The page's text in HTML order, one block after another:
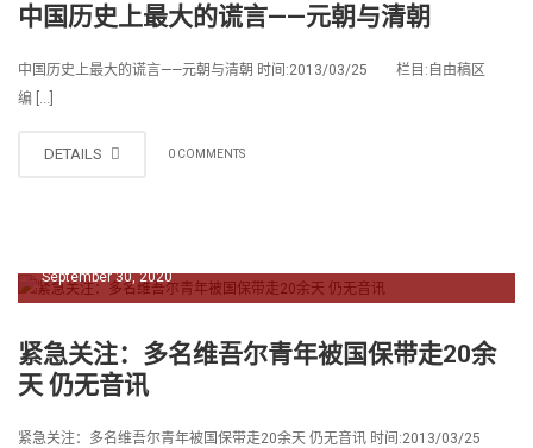
中国历史上最大的谎言——元朝与清朝
中国历史上最大的谎言——元朝与清朝 时间:2013/03/25 栏目:自由稿区
编 […]
DETAILS 0 COMMENTS
September 30, 2020
紧急关注：多名维吾尔青年被国保带走20余
天 仍无音讯
紧急关注：多名维吾尔青年被国保带走20余天 仍无音讯 时间:2013/03/25